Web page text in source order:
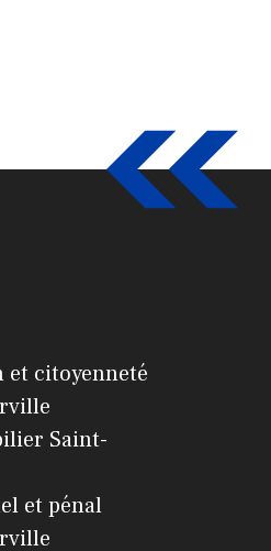
citoyenneté
Saint-
et pénal